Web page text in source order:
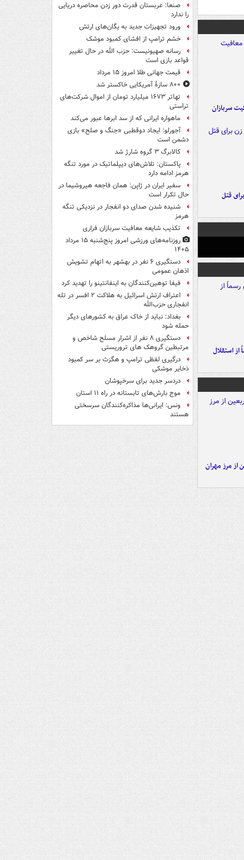
سربازان
قتل
از استقلال
از مرز مهران
صنعا: عربستان قدرت دور زدن محاصره دریایی
را ندارد
ورود تجهیزات جدید به یگان‌های ارتش
خشم ترامپ از افشای کمبود موشک
رسانه صهیونیست: حزب الله در حال تغییر
قواعد بازی است
قیمت جهانی طلا امروز ۱۵ مرداد
۸۰۰ سازۀ آمریکایی خاکستر شد
تهاتر ۱۶۷۳ میلیارد تومان از اموال شرکت‌های
تراستی
ماهواره ایرانی که از سد ابرها عبور می‌کند
آجورلو: ایجاد دوقطبی «جنگ و صلح‌» بازی
دشمن است
کالابرگ ۳ گروه شارژ شد
پاکستان: تلاش‌های دیپلماتیک در مورد تنگه
هرمز ادامه دارد
سفیر ایران در ژاپن: همان فاجعه هیروشیما در
حال تکرار است
شنیده شدن صدای دو انفجار در نزدیکی تنگه
هرمز
تکذیب شایعه معافیت سربازان فراری
روزنامه‌های ورزشی امروز پنج‌شنبه ۱۵ مرداد
۱۴۰۵
دستگیری ۶ نفر در بهشهر به اتهام تشویش
اذهان عمومی
فیفا توهین‌کنندگان به اینفانتینو را تهدید کرد
اعتراف ارتش اسرائیل به هلاکت ۲ افسر در تله
انفجاری حزب‌الله
بغداد: نباید از خاک عراق به کشورهای دیگر
حمله شود
دستگیری ۸ نفر از اشرار مسلح شاخص و
مرتبطین گروهک های تروریستی
درگیری لفظی ترامپ و هگزث بر سر کمبود
ذخایر موشکی
دردسر جدید برای سرخپوشان
موج بارش‌های تابستانه در راه ۱۱ استان
ونس: ایرانی‌ها مذاکره‌کنندگان سرسختی
هستند